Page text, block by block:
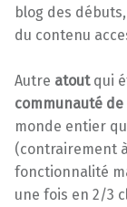
blog des
du contenu
Autre atout qui
communauté
monde entier
(contrairement
fonctionnalité
une fois en 2/3